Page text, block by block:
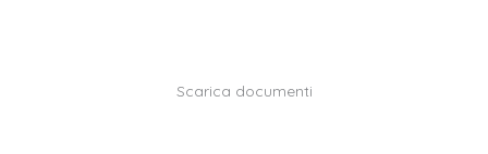
Scarica documenti